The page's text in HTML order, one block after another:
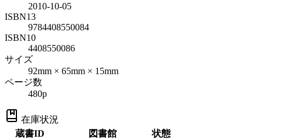
2010-10-05
ISBN13
9784408550084
ISBN10
4408550086
サイズ
92mm × 65mm × 15mm
ページ数
480p
在庫状況
蔵書ID
図書館
状態